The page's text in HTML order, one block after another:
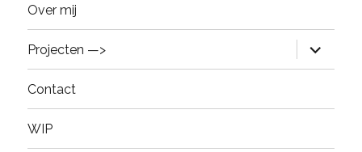
Over mij
Projecten —>
expand
child
menu
Contact
WIP